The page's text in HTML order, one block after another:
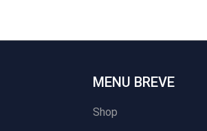
MENU BREVE
Shop